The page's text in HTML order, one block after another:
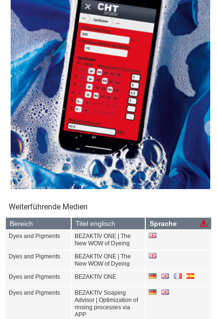
Weiterführende Medien
Bereich Titel englisch Sprache
Dyes and Pigments
BEZAKTIV ONE | The
New WOW of Dyeing
Dyes and Pigments
BEZAKTIV ONE | The
New WOW of Dyeing
Dyes and Pigments
BEZAKTIV ONE
Dyes and Pigments
BEZAKTIV Soaping
Advisor | Optimization of
rinsing processes via
APP